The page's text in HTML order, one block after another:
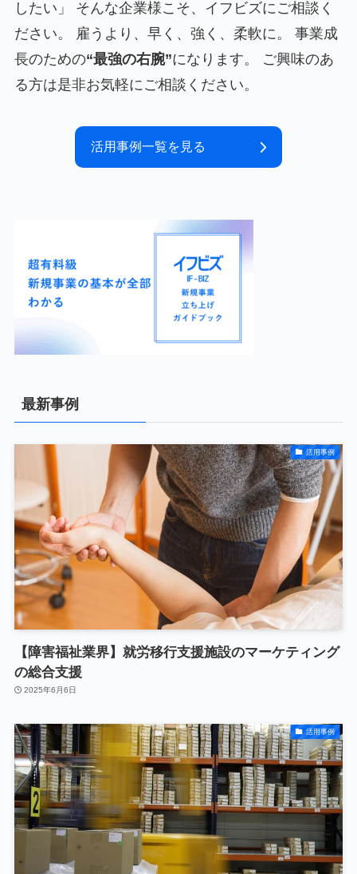
したい」 そんな企業様こそ、イフビズにご相談く
ださい。 雇うより、早く、強く、柔軟に。 事業成
長のための“最強の右腕”になります。 ご興味のあ
る方は是非お気軽にご相談ください。
活用事例一覧を見る
最新事例
活用事例
【障害福祉業界】就労移行支援施設のマーケティング
の総合支援
2025年6月6日
活用事例